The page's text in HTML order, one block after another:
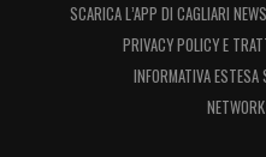
SCARICA L’APP DI CAGLIARI
PRIVACY POLICY E
INFORMATIVA ESTESA